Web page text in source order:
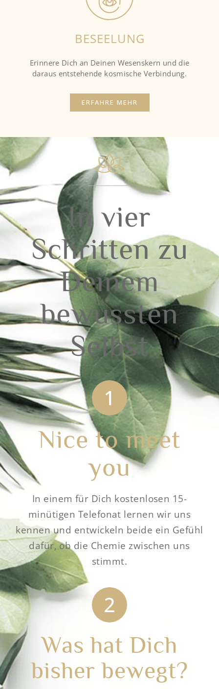
BESEELUNG
Erinnere Dich an Deinen Wesenskern und die
daraus entstehende kosmische Verbindung.
ERFAHRE MEHR
In vier
Schritten zu
Deinem
bewussten
Selbst
Nice to meet
you
In einem für Dich kostenlosen 15-
minütigen Telefonat lernen wir uns
kennen und entwickeln beide ein Gefühl
dafür, ob die Chemie zwischen uns
stimmt.
Was hat Dich
bisher bewegt?